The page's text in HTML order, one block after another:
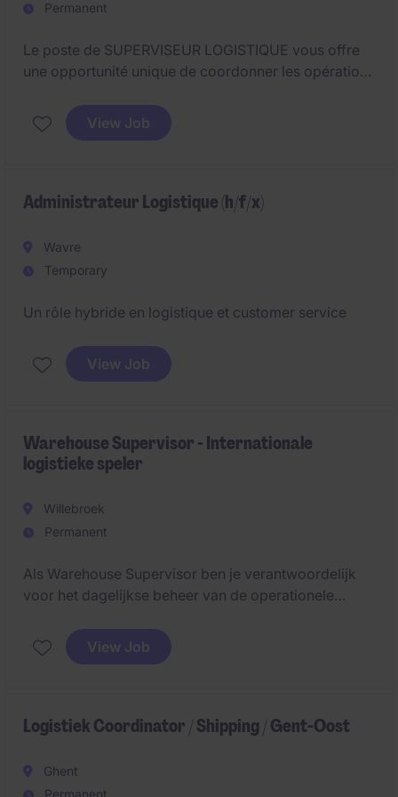
Permanent
Le poste de SUPERVISEUR LOGISTIQUE vous offre
une opportunité unique de coordonner les opérations
NIVELLES, vous jouerez un rôle clé dans
l'optimisation des flux et des processus logistiques.
View Job
Administrateur Logistique (h/f/x)
Wavre
Temporary
Un rôle hybride en logistique et customer service
View Job
Warehouse Supervisor - Internationale
logistieke speler
Willebroek
Permanent
Als Warehouse Supervisor ben je verantwoordelijk
voor het dagelijkse beheer van de operationele
kwaliteit en veiligheid. Je stuurt team leaders en
operatoren aan en speelt een sleutelrol in het
View Job
Logistiek Coordinator / Shipping / Gent-Oost
Ghent
Permanent